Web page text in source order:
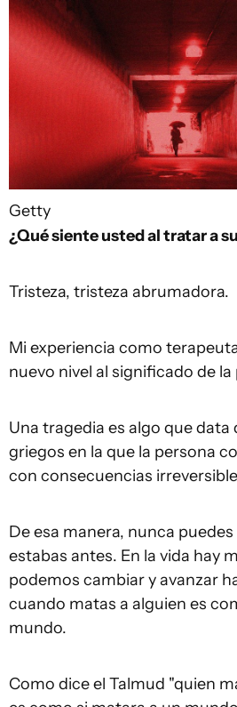
Getty
¿Qué siente usted al tratar a
Tristeza, tristeza abrumadora.
Mi experiencia como
nuevo nivel al significado de
Una tragedia es algo que data
griegos en la que la persona
con consecuencias
De esa manera, nunca
estabas antes. En la vida hay
podemos cambiar y avanzar
cuando matas a alguien es
mundo.
Como dice el Talmud "quien